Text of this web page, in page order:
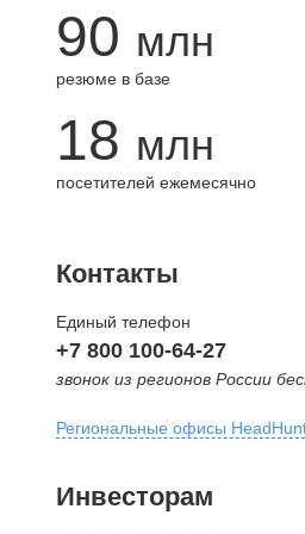
90 млн
резюме в базе
18 млн
посетителей ежемесячно
Контакты
Единый телефон
+7 800 100-64-27
звонок из регионов России
Региональные офисы
внутригородская территория
Инвесторам